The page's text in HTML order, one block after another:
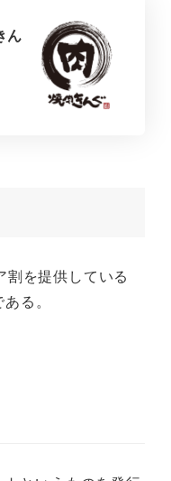
ん
を提供している
る。